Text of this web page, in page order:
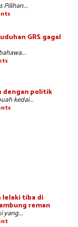
Pilihan...
GRS gagal
dengan politik
kedai...
lelaki tiba di
reman
yang...